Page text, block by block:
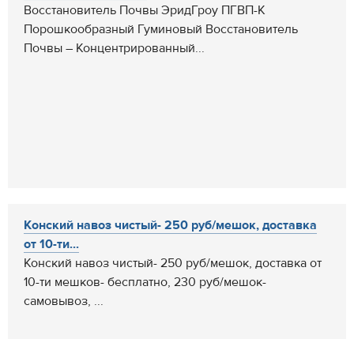
Восстановитель Почвы ЭридГроу ПГВП-К
Порошкообразный Гуминовый Восстановитель
Почвы – Концентрированный...
Конский навоз чистый- 250 руб/мешок, доставка
от 10-ти...
Конский навоз чистый- 250 руб/мешок, доставка от
10-ти мешков- бесплатно, 230 руб/мешок-
самовывоз, ...